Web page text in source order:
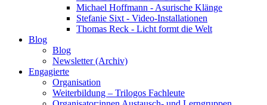
Michael Hoffmann - Asurische Klänge
Stefanie Sixt - Video-Installationen
Thomas Reck - Licht formt die Welt
Blog
Blog
Newsletter (Archiv)
Engagierte
Organisation
Weiterbildung – Trilogos Fachleute